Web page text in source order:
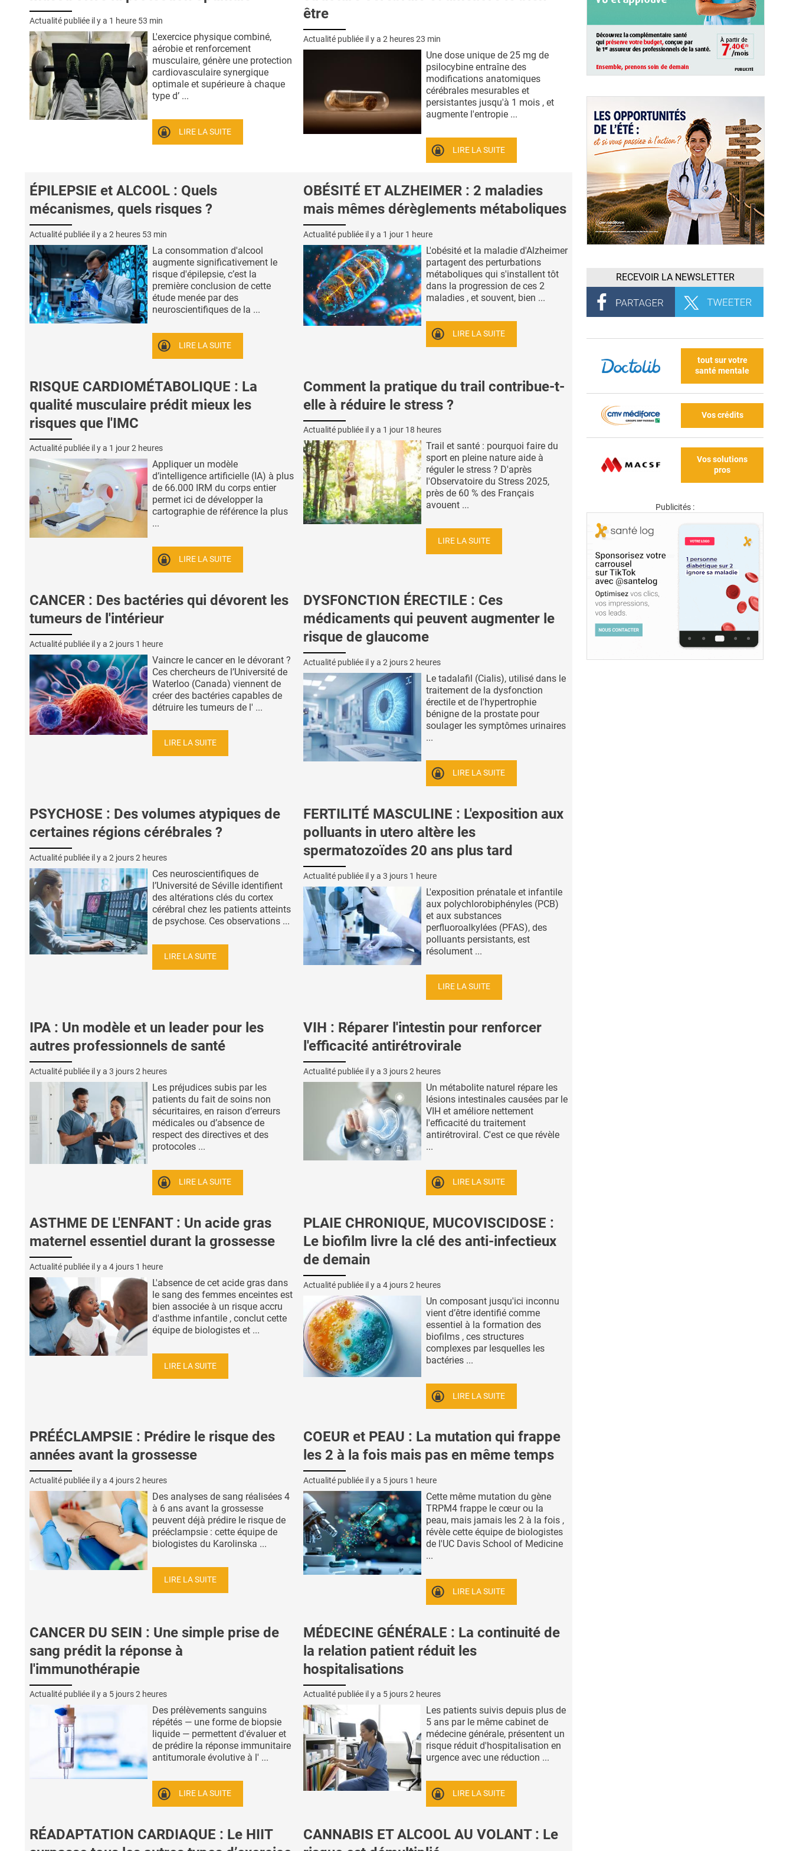
Actualité publiée il y a 1 heure 53 min
L'exercice physique combiné,
aérobie et renforcement
musculaire, génère une protection
cardiovasculaire synergique
optimale et supérieure à chaque
type d’ ...
LIRE LA SUITE
être
Actualité publiée il y a 2 heures 23 min
Une dose unique de 25 mg de
psilocybine entraîne des
modifications anatomiques
cérébrales mesurables et
persistantes jusqu'à 1 mois , et
augmente l'entropie ...
LIRE LA SUITE
ÉPILEPSIE et ALCOOL : Quels
mécanismes, quels risques ?
Actualité publiée il y a 2 heures 53 min
La consommation d'alcool
augmente significativement le
risque d'épilepsie, c’est la
première conclusion de cette
étude menée par des
neuroscientifiques de la ...
LIRE LA SUITE
OBÉSITÉ ET ALZHEIMER : 2 maladies
mais mêmes dérèglements métaboliques
Actualité publiée il y a 1 jour 1 heure
L'obésité et la maladie d'Alzheimer
partagent des perturbations
métaboliques qui s'installent tôt
dans la progression de ces 2
maladies , et souvent, bien ...
LIRE LA SUITE
RISQUE CARDIOMÉTABOLIQUE : La
qualité musculaire prédit mieux les
risques que l'IMC
Actualité publiée il y a 1 jour 2 heures
Appliquer un modèle
d’intelligence artificielle (IA) à plus
de 66.000 IRM du corps entier
permet ici de développer la
cartographie de référence la plus
...
LIRE LA SUITE
Comment la pratique du trail contribue-t-
elle à réduire le stress ?
Actualité publiée il y a 1 jour 18 heures
Trail et santé : pourquoi faire du
sport en pleine nature aide à
réguler le stress ? D'après
l'Observatoire du Stress 2025,
près de 60 % des Français
avouent ...
LIRE LA SUITE
CANCER : Des bactéries qui dévorent les
tumeurs de l'intérieur
Actualité publiée il y a 2 jours 1 heure
Vaincre le cancer en le dévorant ?
Ces chercheurs de l’Université de
Waterloo (Canada) viennent de
créer des bactéries capables de
détruire les tumeurs de l' ...
LIRE LA SUITE
DYSFONCTION ÉRECTILE : Ces
médicaments qui peuvent augmenter le
risque de glaucome
Actualité publiée il y a 2 jours 2 heures
Le tadalafil (Cialis), utilisé dans le
traitement de la dysfonction
érectile et de l'hypertrophie
bénigne de la prostate pour
soulager les symptômes urinaires
...
LIRE LA SUITE
PSYCHOSE : Des volumes atypiques de
certaines régions cérébrales ?
Actualité publiée il y a 2 jours 2 heures
Ces neuroscientifiques de
l’Université de Séville identifient
des altérations clés du cortex
cérébral chez les patients atteints
de psychose. Ces observations ...
LIRE LA SUITE
FERTILITÉ MASCULINE : L'exposition aux
polluants in utero altère les
spermatozoïdes 20 ans plus tard
Actualité publiée il y a 3 jours 1 heure
L'exposition prénatale et infantile
aux polychlorobiphényles (PCB)
et aux substances
perfluoroalkylées (PFAS), des
polluants persistants, est
résolument ...
LIRE LA SUITE
IPA : Un modèle et un leader pour les
autres professionnels de santé
Actualité publiée il y a 3 jours 2 heures
Les préjudices subis par les
patients du fait de soins non
sécuritaires, en raison d’erreurs
médicales ou d’absence de
respect des directives et des
protocoles ...
LIRE LA SUITE
VIH : Réparer l'intestin pour renforcer
l'efficacité antirétrovirale
Actualité publiée il y a 3 jours 2 heures
Un métabolite naturel répare les
lésions intestinales causées par le
VIH et améliore nettement
l'efficacité du traitement
antirétroviral. C'est ce que révèle
...
LIRE LA SUITE
ASTHME DE L'ENFANT : Un acide gras
maternel essentiel durant la grossesse
Actualité publiée il y a 4 jours 1 heure
L'absence de cet acide gras dans
le sang des femmes enceintes est
bien associée à un risque accru
d'asthme infantile , conclut cette
équipe de biologistes et ...
LIRE LA SUITE
PLAIE CHRONIQUE, MUCOVISCIDOSE :
Le biofilm livre la clé des anti-infectieux
de demain
Actualité publiée il y a 4 jours 2 heures
Un composant jusqu'ici inconnu
vient d’être identifié comme
essentiel à la formation des
biofilms , ces structures
complexes par lesquelles les
bactéries ...
LIRE LA SUITE
PRÉÉCLAMPSIE : Prédire le risque des
années avant la grossesse
Actualité publiée il y a 4 jours 2 heures
Des analyses de sang réalisées 4
à 6 ans avant la grossesse
peuvent déjà prédire le risque de
prééclampsie : cette équipe de
biologistes du Karolinska ...
LIRE LA SUITE
COEUR et PEAU : La mutation qui frappe
les 2 à la fois mais pas en même temps
Actualité publiée il y a 5 jours 1 heure
Cette même mutation du gène
TRPM4 frappe le cœur ou la
peau, mais jamais les 2 à la fois ,
révèle cette équipe de biologistes
de l'UC Davis School of Medicine
...
LIRE LA SUITE
CANCER DU SEIN : Une simple prise de
sang prédit la réponse à
l'immunothérapie
Actualité publiée il y a 5 jours 2 heures
Des prélèvements sanguins
répétés — une forme de biopsie
liquide — permettent d'évaluer et
de prédire la réponse immunitaire
antitumorale évolutive à l' ...
LIRE LA SUITE
MÉDECINE GÉNÉRALE : La continuité de
la relation patient réduit les
hospitalisations
Actualité publiée il y a 5 jours 2 heures
Les patients suivis depuis plus de
5 ans par le même cabinet de
médecine générale, présentent un
risque réduit d'hospitalisation en
urgence avec une réduction ...
LIRE LA SUITE
RÉADAPTATION CARDIAQUE : Le HIIT
CANNABIS ET ALCOOL AU VOLANT : Le
RECEVOIR LA NEWSLETTER
tout sur votre
santé mentale
Vos crédits
Vos solutions
pros
Publicités :